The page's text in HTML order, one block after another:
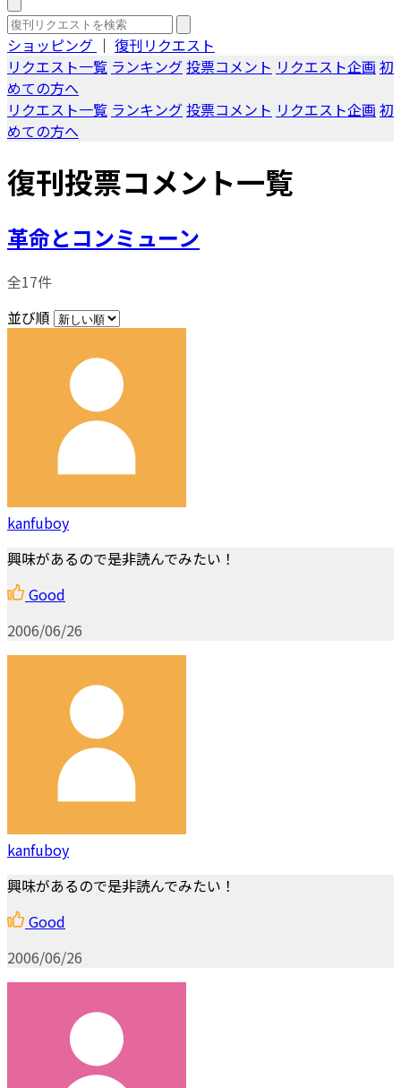
ショッピング ｜ 復刊リクエスト
リクエスト一覧 ランキング投票コメント リクエスト企画 初
めての方へ
リクエスト一覧 ランキング投票コメント リクエスト企画 初
めての方へ
復刊投票コメント一覧
革命とコンミューン
全17件
並び順
kanfuboy
興味があるので是非読んでみたい！
Good
2006/06/26
kanfuboy
興味があるので是非読んでみたい！
Good
2006/06/26